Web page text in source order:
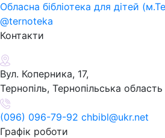
Обласна бібліотека для дітей
@ternoteka
Контакти
Вул. Коперника, 17,
Тернопіль, Тернопільська область
(096) 096-79-92 chbibl@ukr.net
Графік роботи